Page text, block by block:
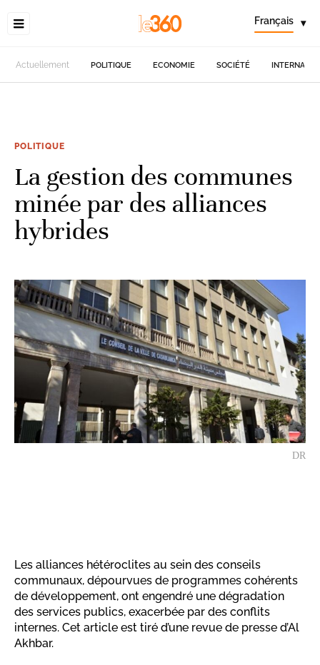
Français ▾
Actuellement POLITIQUE ECONOMIE SOCIÉTÉ
POLITIQUE
La gestion des communes
minée par des alliances
hybrides
DR
Les alliances hétéroclites au sein des conseils
communaux, dépourvues de programmes cohérents
de développement, ont engendré une dégradation
des services publics, exacerbée par des conflits
internes. Cet article est tiré d’une revue de presse d’Al
Akhbar.